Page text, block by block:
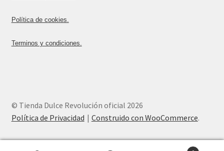
Política de cookies.
Terminos y condiciones.
© Tienda Dulce Revolución oficial 2026
Política de Privacidad
Construido con WooCommerce.